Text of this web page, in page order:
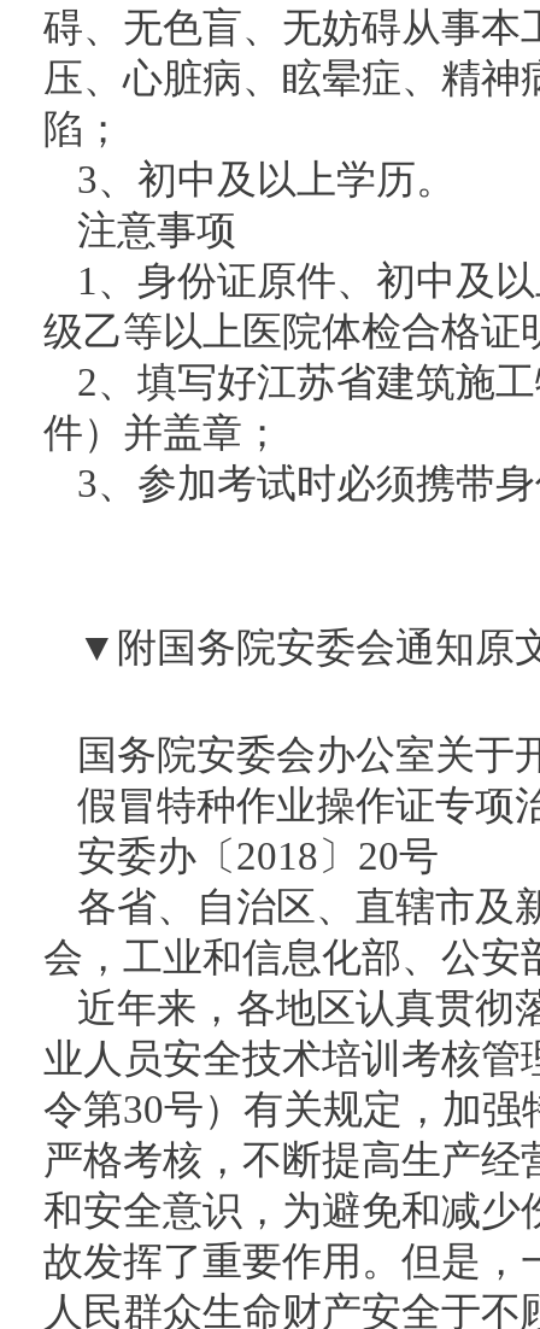
碍、无色盲、无妨碍从事
压、心脏病、眩晕症、精
陷；
3、初中及以上学历。
注意事项
1、身份证原件、初中及
级乙等以上医院体检合格证
2、填写好江苏省建筑施
件）并盖章；
3、参加考试时必须携带
▼附国务院安委会通知原
国务院安委会办公室关于
假冒特种作业操作证专项
安委办〔2018〕20号
各省、自治区、直辖市及
会，工业和信息化部、公
近年来，各地区认真贯彻
业人员安全技术培训考核
令第30号）有关规定，加
严格考核，不断提高生产
和安全意识，为避免和减
故发挥了重要作用。但是
人民群众生命财产安全于